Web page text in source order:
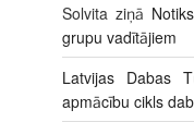
Solvita ziņā
grupu vadītājiem
Latvijas Dabas
apmācību cikls